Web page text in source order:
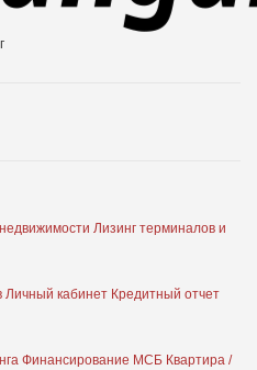
Лизинг терминалов и
Личный кабинет Кредитный отчет
Финансирование МСБ Квартира /